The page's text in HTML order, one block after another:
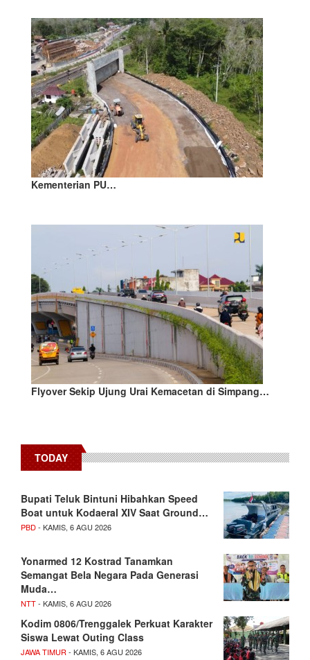
Kementerian PU…
Flyover Sekip Ujung Urai Kemacetan di Simpang…
TODAY
Bupati Teluk Bintuni Hibahkan Speed
Boat untuk Kodaeral XIV Saat Ground…
PBD- KAMIS, 6 AGU 2026
Yonarmed 12 Kostrad Tanamkan
Semangat Bela Negara Pada Generasi
Muda…
NTT- KAMIS, 6 AGU 2026
Kodim 0806/Trenggalek Perkuat Karakter
Siswa Lewat Outing Class
JAWA TIMUR- KAMIS, 6 AGU 2026